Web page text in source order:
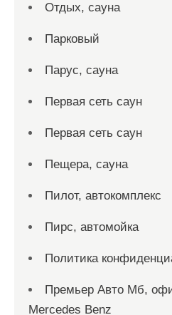
Отдых, сауна
Парковый
Парус, сауна
Первая сеть саун
Первая сеть саун
Пещера, сауна
Пилот, автокомплекс
Пирс, автомойка
Политика
Премьер Авто Мб,
Mercedes Benz